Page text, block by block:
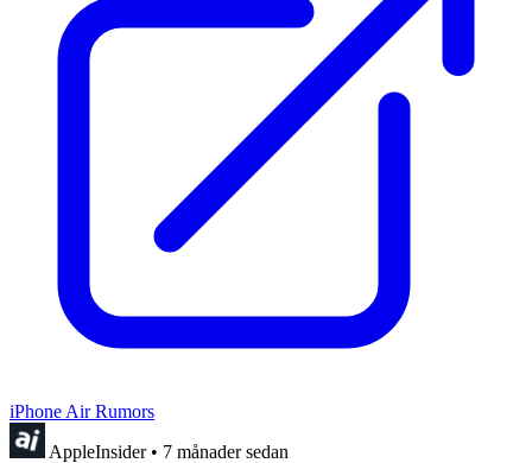
iPhone Air Rumors
AppleInsider • 7 månader sedan